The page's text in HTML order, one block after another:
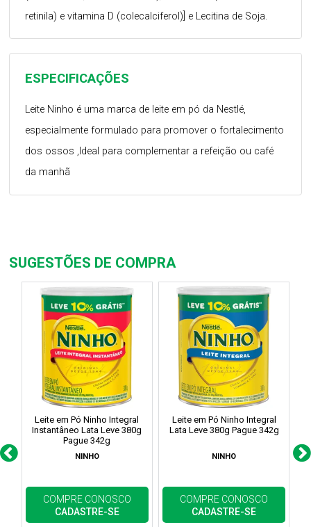
ESPECIFICAÇÕES
Leite Ninho é uma marca de leite em pó da Nestlé,
especialmente formulado para promover o fortalecimento
dos ossos ,Ideal para complementar a refeição ou café
da manhã
retinila) e vitamina D (colecalciferol)] e Lecitina de Soja.
SUGESTÕES DE COMPRA
Leite em Pó Ninho Integral
Instantâneo Lata Leve 380g
Pague 342g
NINHO
COMPRE CONOSCO
CADASTRE-SE
Leite em Pó Ninho Integral
Lata Leve 380g Pague 342g
NINHO
COMPRE CONOSCO
CADASTRE-SE